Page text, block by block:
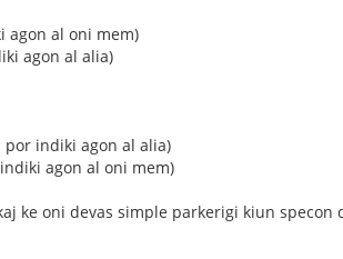
agon al oni mem)
agon al alia)
por indiki agon al alia)
agon al oni mem)
ke oni devas simple parkerigi kiun specon